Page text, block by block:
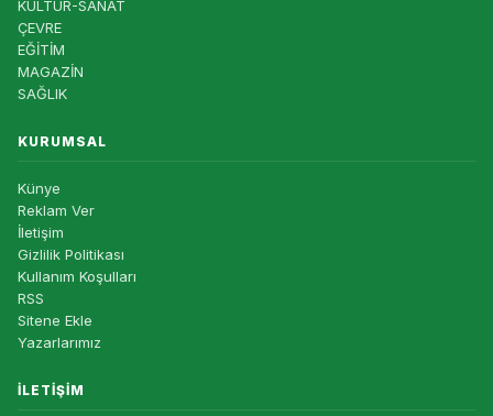
KÜLTÜR-SANAT
ÇEVRE
EĞİTİM
MAGAZİN
SAĞLIK
KURUMSAL
Künye
Reklam Ver
İletişim
Gizlilik Politikası
Kullanım Koşulları
RSS
Sitene Ekle
Yazarlarımız
İLETIŞIM